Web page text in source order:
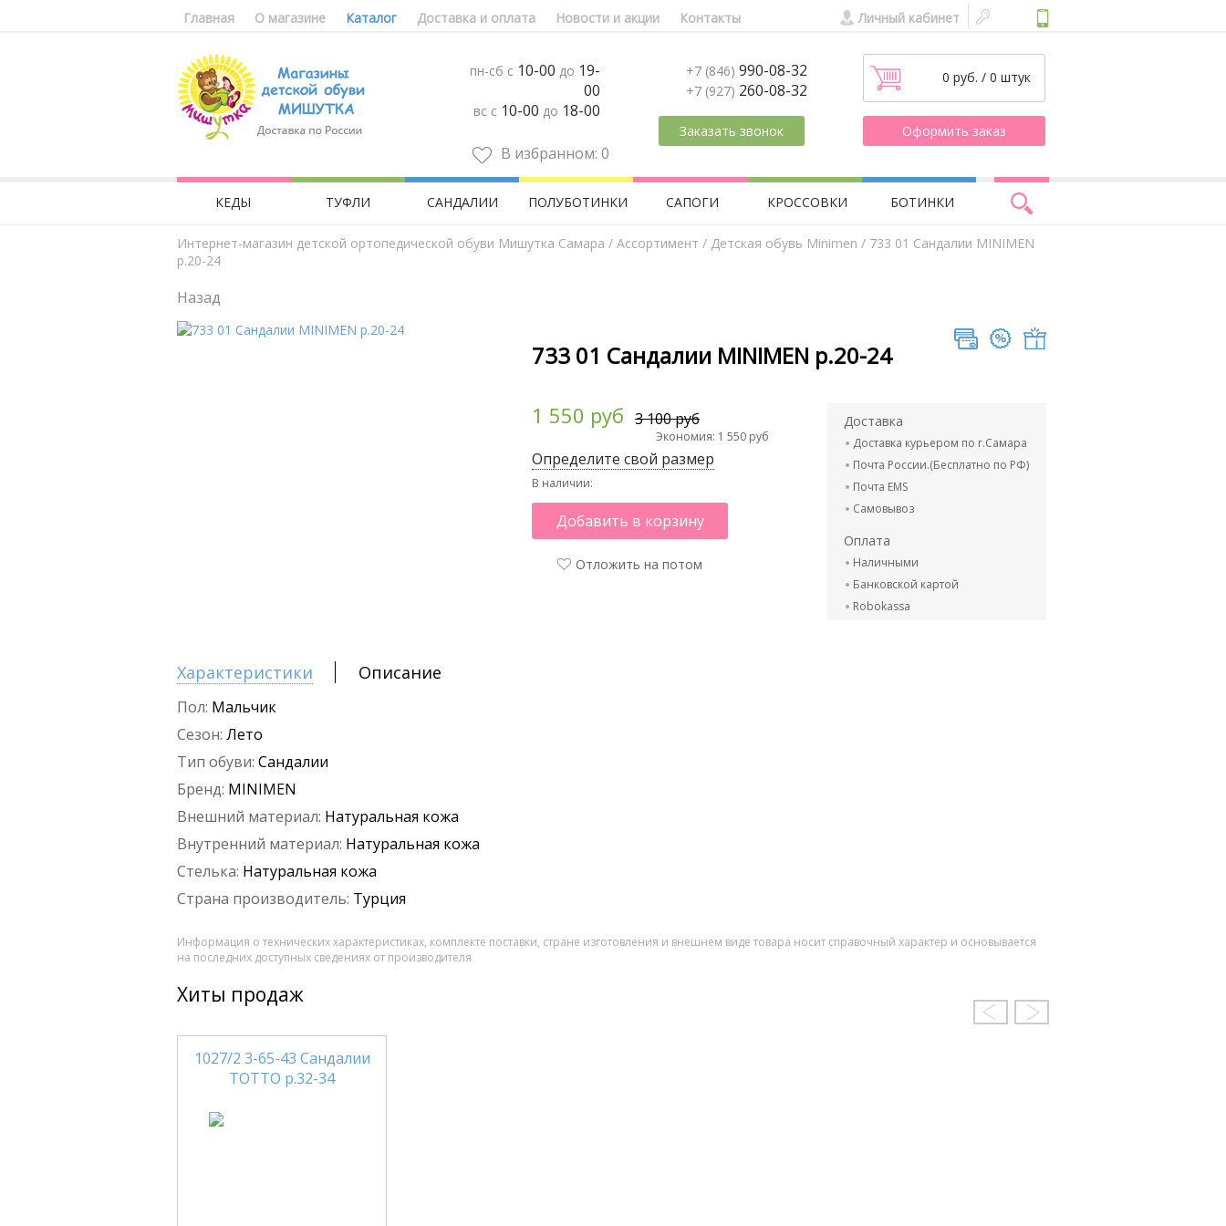
Главная О магазине Каталог Доставка и оплата Новости и акции Контакты Личный кабинет
пн-сб с 10-00 до 19-
00
вс с 10-00 до 18-00
В избранном: 0
+7 (846) 990-08-32
+7 (927) 260-08-32
Заказать звонок
0 руб. / 0 штук
Оформить заказ
КЕДЫ ТУФЛИ САНДАЛИИ ПОЛУБОТИНКИ САПОГИ КРОССОВКИ БОТИНКИ
Интернет-магазин детской ортопедической обуви Мишутка Самара / Aссортимент / Детская обувь Minimen / 733 01 Сандалии MINIMEN
р.20-24
Назад
733 01 Сандалии MINIMEN р.20-24
1 550 руб 3 100 руб
Экономия: 1 550 руб
Определите свой размер
В наличии:
Добавить в корзину
Отложить на потом
Доставка
Доставка курьером по г.Самара
Почта России.(Бесплатно по РФ)
Почта EMS
Самовывоз
Оплата
Наличными
Банковской картой
Robokassa
Характеристики Описание
Пол: Мальчик
Сезон: Лето
Тип обуви: Сандалии
Бренд: MINIMEN
Внешний материал: Натуральная кожа
Внутренний материал: Натуральная кожа
Стелька: Натуральная кожа
Страна производитель: Турция
Информация о технических характеристиках, комплекте поставки, стране изготовления и внешнем виде товара носит справочный характер и основывается
на последних доступных сведениях от производителя
Хиты продаж
1027/2 3-65-43 Сандалии
ТОТТО р.32-34